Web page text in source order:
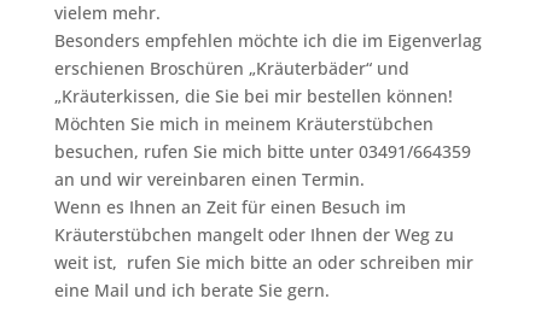
vielem mehr.
Besonders empfehlen möchte ich die im Eigenverlag
erschienen Broschüren „Kräuterbäder“ und
„Kräuterkissen, die Sie bei mir bestellen können!
Möchten Sie mich in meinem Kräuterstübchen
besuchen, rufen Sie mich bitte unter 03491/664359
an und wir vereinbaren einen Termin.
Wenn es Ihnen an Zeit für einen Besuch im
Kräuterstübchen mangelt oder Ihnen der Weg zu
weit ist, rufen Sie mich bitte an oder schreiben mir
eine Mail und ich berate Sie gern.